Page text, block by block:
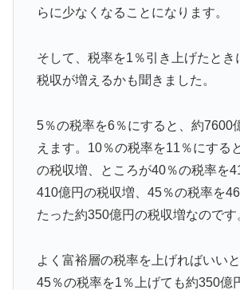
▶ 【MLB】先発投手のパワーランキン
ーと同じ勝数なんだよな」
▶ 韓国人「悲報：日本と韓国の立場が完
＝韓国の反応
▶
韓国人「トヨタが2027年に次世代ハ
リーを導入へ！最大1000kmの航続距
目指す」
▶ 海外「これ美味しい！」米国で一番人
【海外の反応】ジョン・オルルードっ
大谷翔平」になれるくらいピッチャー
らに少なくなることになります。
そして、税率を1％引き上げたとき
税収が増えるかも聞きました。
5％の税率を6％にすると、約7600
えます。10％の税率を11％にする
の税収増、ところが40％の税率を
410億円の税収増、45％の税率を46
たった約350億円の税収増なのです
よく富裕層の税率を上げればいいと
45％の税率を1％上げても約350億